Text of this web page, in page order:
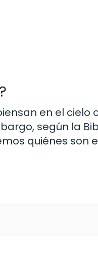
en el cielo
según la
quiénes son